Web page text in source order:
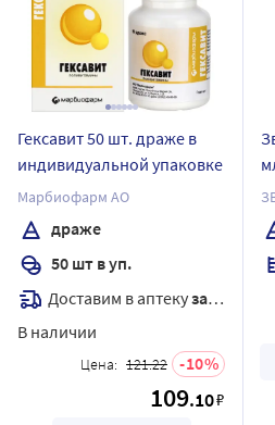
Гексавит 50 шт. драже в
индивидуальной упаковке
Марбиофарм АО
драже
50 шт в уп.
Доставим в аптекузавтра
В наличии
Цена: 121.22 10
109.10₽
мл